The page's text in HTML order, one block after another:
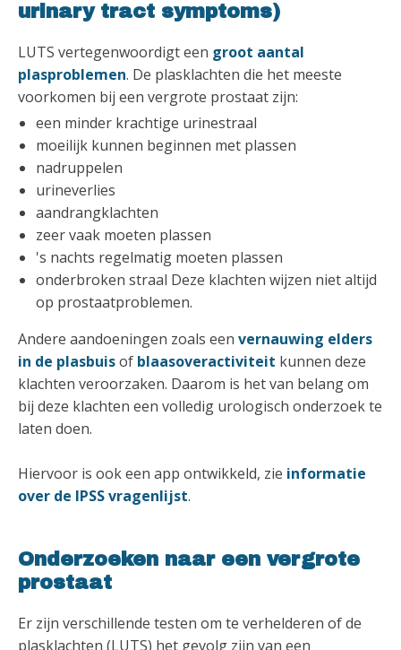
urinary tract symptoms)
LUTS vertegenwoordigt een groot aantal
plasproblemen. De plasklachten die het meeste
voorkomen bij een vergrote prostaat zijn:
een minder krachtige urinestraal
moeilijk kunnen beginnen met plassen
nadruppelen
urineverlies
aandrangklachten
zeer vaak moeten plassen
's nachts regelmatig moeten plassen
onderbroken straal Deze klachten wijzen niet altijd
op prostaatproblemen.
Andere aandoeningen zoals een vernauwing elders
in de plasbuisof blaasoveractiviteit kunnen deze
klachten veroorzaken. Daarom is het van belang om
bij deze klachten een volledig urologisch onderzoek te
laten doen.
Hiervoor is ook een app ontwikkeld, zie informatie
over de IPSS vragenlijst.
Onderzoeken naar een vergrote
prostaat
Er zijn verschillende testen om te verhelderen of de
plasklachten (LUTS) het gevolg zijn van een